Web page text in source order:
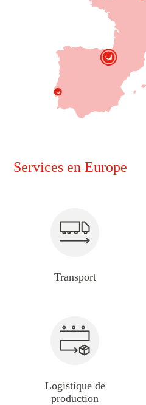
Services en Europe
Transport
Logistique de
production